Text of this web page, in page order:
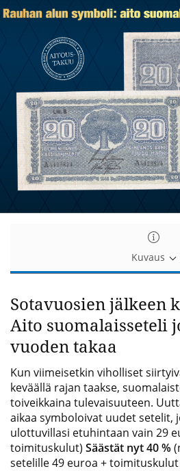
Kuvaus
Sotavuosien jälkeen
Aito suomalaisseteli
vuoden takaa
Kun viimeisetkin viholliset
keväällä rajan taakse,
toiveikkaina tulevaisuuteen.
aikaa symboloivat uudet setelit,
ulottu­villasi etuhintaan vain 29
toimituskulut) Säästät nyt 40 %
setelille 49 euroa + toimituskulut